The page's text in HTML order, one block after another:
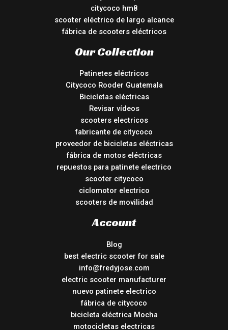
citycoco hm8
scooter eléctrico de largo alcance
fábrica de scooters eléctricos
Our Collection
Patinetes eléctricos
Citycoco Rooder Guatemala
Bicicletas eléctricas
Revisar vídeos
scooters electricos
fabricante de citycoco
proveedor de bicicletas eléctricas
fábrica de motos eléctricas
repuestos para patinete electrico
scooter citycoco
ciclomotor electrico
scooters de movilidad
Account
Blog
best electric scooter for sale
info@fredyjose.com
electric scooter manufacturer
nuevo patinete electrico
fábrica de citycoco
bicicleta eléctrica Mocha
motocicletas electricas